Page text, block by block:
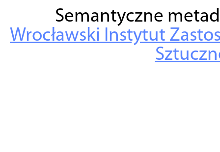
Semantyczne
Wrocławski Instytut